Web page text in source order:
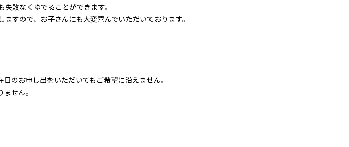
敗なくゆでることができます。
すので、お子さんにも大変喜んでいただいております。
のお申し出をいただいてもご希望に沿えません。
せん。